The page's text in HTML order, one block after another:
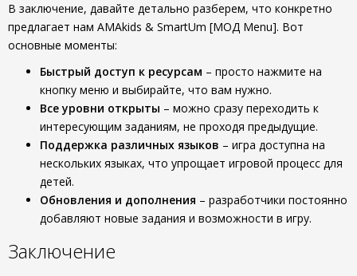
В заключение, давайте детально разберем, что конкретно
предлагает нам AMAkids & SmartUm [МОД Menu]. Вот
основные моменты:
Быстрый доступ к ресурсам – просто нажмите на
кнопку меню и выбирайте, что вам нужно.
Все уровни открыты – можно сразу переходить к
интересующим заданиям, не проходя предыдущие.
Поддержка различных языков – игра доступна на
нескольких языках, что упрощает игровой процесс для
детей.
Обновления и дополнения – разработчики постоянно
добавляют новые задания и возможности в игру.
Заключение